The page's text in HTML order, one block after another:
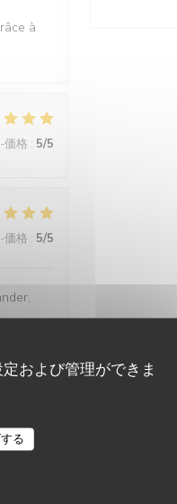
および管理ができま
る
à
価格 : 5/5
価格 : 5/5